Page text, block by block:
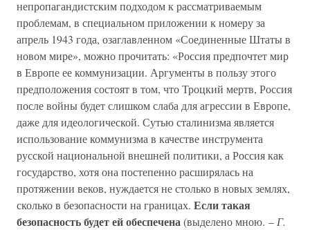
непропагандистским подходом к рассматриваемым
проблемам, в специальном приложении к номеру за
апрель 1943 года, озаглавленном «Соединенные Штаты в
новом мире», можно прочитать: «Россия предпочтет мир
в Европе ее коммунизации. Аргументы в пользу этого
предположения состоят в том, что Троцкий мертв, Россия
после войны будет слишком слаба для агрессии в Европе,
даже для идеологической. Сутью сталинизма является
использование коммунизма в качестве инструмента
русской национальной внешней политики, а Россия как
государство, хотя она постепенно расширялась на
протяжении веков, нуждается не столько в новых землях,
сколько в безопасности на границах. Если такая
безопасность будет ей обеспечена(выделено мною. – Г.